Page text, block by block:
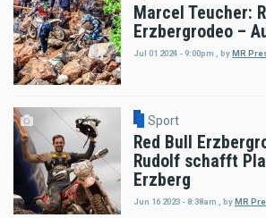
Marcel Teucher:
Erzbergrodeo –
Jul 01 2024 - 9:00pm , byMR
Sport
Red Bull
Rudolf schafft
Erzberg
Jun 16 2023 - 8:38am byMR